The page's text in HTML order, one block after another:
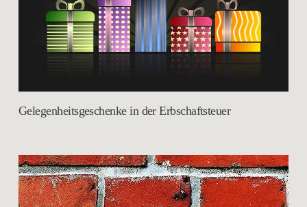
Gelegenheitsgeschenke in der Erbschaftsteuer